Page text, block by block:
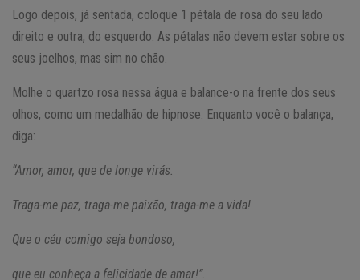
Logo depois, já sentada, coloque 1 pétala de rosa do seu lado
direito e outra, do esquerdo. As pétalas não devem estar sobre os
seus joelhos, mas sim no chão.
Molhe o quartzo rosa nessa água e balance-o na frente dos seus
olhos, como um medalhão de hipnose. Enquanto você o balança,
diga:
“Amor, amor, que de longe virás.
Traga-me paz, traga-me paixão, traga-me a vida!
Que o céu comigo seja bondoso,
que eu conheça a felicidade de amar!”.